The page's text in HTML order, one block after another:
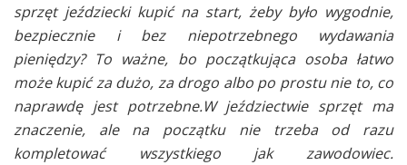
sprzęt jeździecki kupić na start, żeby było wygodnie,
bezpiecznie i bez niepotrzebnego wydawania
pieniędzy? To ważne, bo początkująca osoba łatwo
może kupić za dużo, za drogo albo po prostu nie to, co
naprawdę jest potrzebne.W jeździectwie sprzęt ma
znaczenie, ale na początku nie trzeba od razu
kompletować wszystkiego jak zawodowiec.